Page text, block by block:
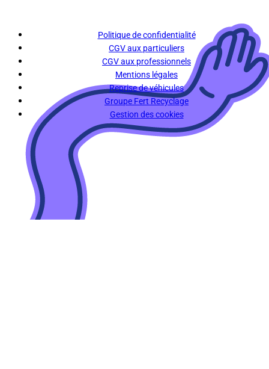
Politique de confidentialité
CGV aux particuliers
CGV aux professionnels
Mentions légales
Reprise de véhicules
Groupe Fert Recyclage
Gestion des cookies